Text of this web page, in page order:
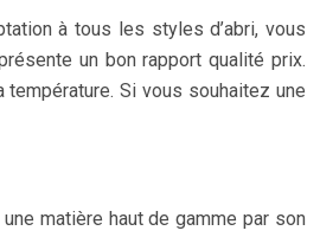
à tous les styles d’abri, vous
un bon rapport qualité prix.
Si vous souhaitez une
matière haut de gamme par son